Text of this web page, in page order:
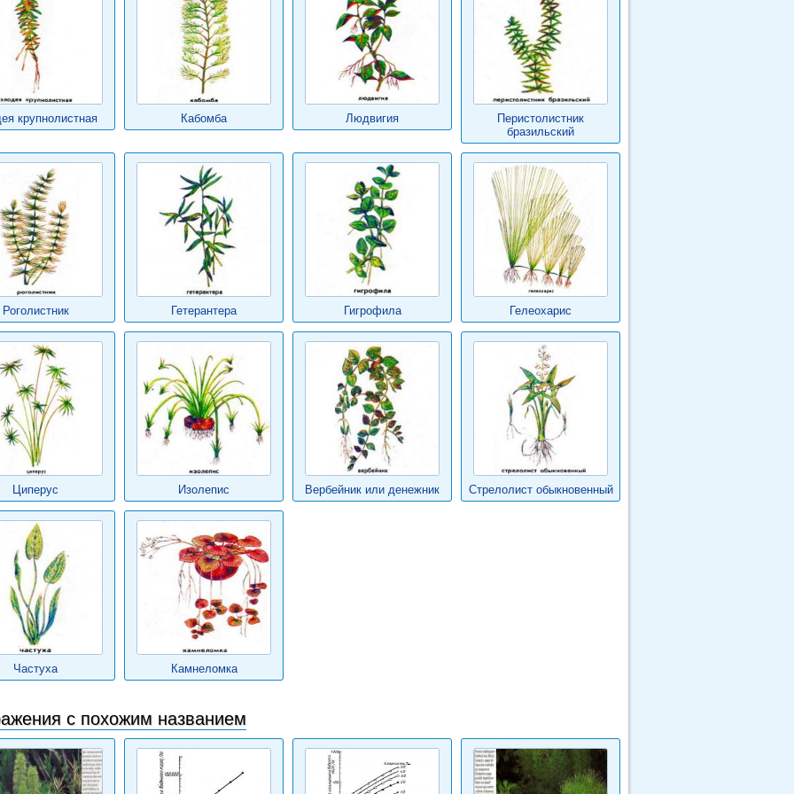
крупнолистная Кабомба Людвигия
Перистолистник
бразильский
Роголистник Гетерантера Гигрофила Гелеохарис
Циперус Изолепис Вербейник или денежник Стрелолист обыкновенный
Частуха Камнеломка
с похожим названием